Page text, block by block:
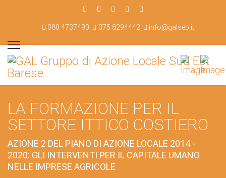
080 4737490 375 8294442 info@galseb.it
LA FORMAZIONE PER IL
SETTORE ITTICO COSTIERO
AZIONE 2 DEL PIANO DI AZIONE LOCALE 2014 -
2020: GLI INTERVENTI PER IL CAPITALE UMANO
NELLE IMPRESE AGRICOLE